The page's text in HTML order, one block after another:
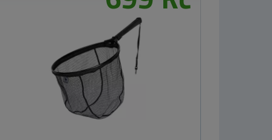
MIKBAITS Corn
Chips boilie 300g
- Sladká kukuřice
24mm
150 Kč